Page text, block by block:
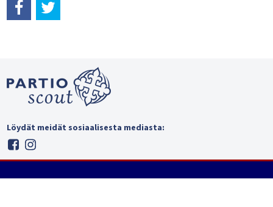
Löydät meidät sosiaalisesta mediasta: